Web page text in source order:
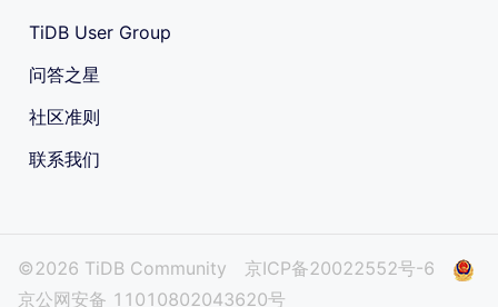
TiDB User Group
问答之星
社区准则
联系我们
©2026 TiDB Community
京ICP备20022552号-6
京公网安备 11010802043620号